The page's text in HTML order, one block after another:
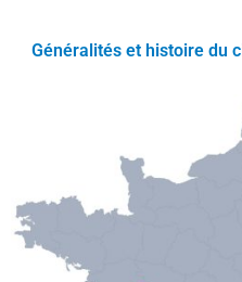
Généralités et histoire du